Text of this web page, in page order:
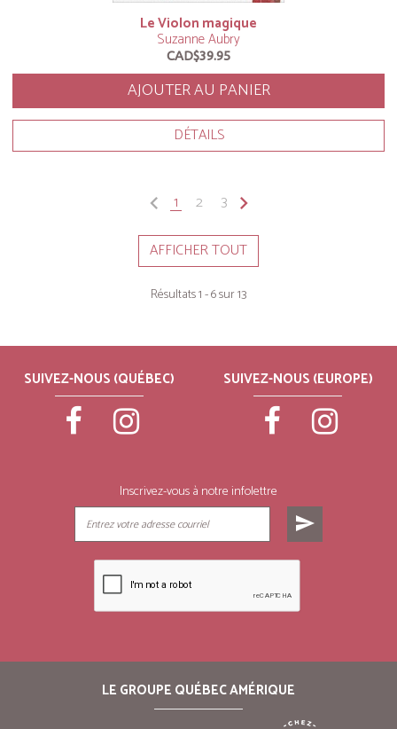
Le Violon magique
Suzanne Aubry
CAD$39.95
AJOUTER AU PANIER
DÉTAILS
keyboard_arrow_left 1 2 3 keyboard_arrow_right
AFFICHER TOUT
Résultats 1 - 6 sur 13
SUIVEZ-NOUS (QUÉBEC) SUIVEZ-NOUS (EUROPE)
Inscrivez-vous à notre infolettre
send
LE GROUPE QUÉBEC AMÉRIQUE